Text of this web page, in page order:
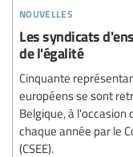
nouvelles
Les syndicats
de l'égalité
Cinquante
européens se sont
Belgique, à
chaque année par le
(CSEE).